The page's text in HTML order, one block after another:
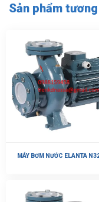
Sản phẩm
MÁY BƠM NƯỚC ELANTA